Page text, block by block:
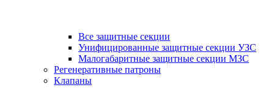
Все защитные секции
Унифицированные защитные секции УЗС
Малогабаритные защитные секции МЗС
Регенеративные патроны
Клапаны